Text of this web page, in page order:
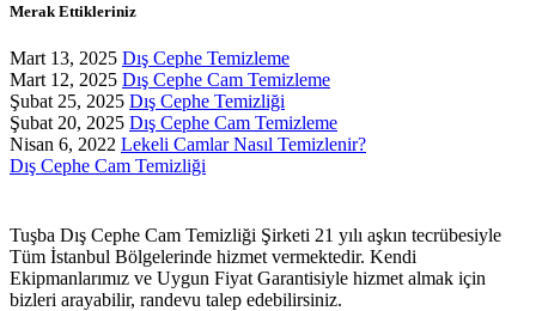
Merak Ettikleriniz
Mart 13, 2025 Dış Cephe Temizleme
Mart 12, 2025 Dış Cephe Cam Temizleme
Şubat 25, 2025 Dış Cephe Temizliği
Şubat 20, 2025 Dış Cephe Cam Temizleme
Nisan 6, 2022 Lekeli Camlar Nasıl Temizlenir?
Dış Cephe Cam Temizliği
Tuşba Dış Cephe Cam Temizliği Şirketi 21 yılı aşkın tecrübesiyle
Tüm İstanbul Bölgelerinde hizmet vermektedir. Kendi
Ekipmanlarımız ve Uygun Fiyat Garantisiyle hizmet almak için
bizleri arayabilir, randevu talep edebilirsiniz.